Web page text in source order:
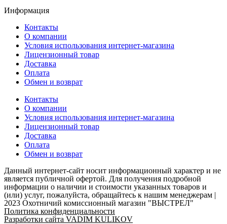
Информация
Контакты
О компании
Условия использования интернет-магазина
Лицензионный товар
Доставка
Оплата
Обмен и возврат
Контакты
О компании
Условия использования интернет-магазина
Лицензионный товар
Доставка
Оплата
Обмен и возврат
Данный интернет-сайт носит информационный характер и не
является публичной офертой. Для получения подробной
информации о наличии и стоимости указанных товаров и
(или) услуг, пожалуйста, обращайтесь к нашим менеджерам |
2023 Охотничий комиссионный магазин "ВЫСТРЕЛ"
Политика конфиденциальности
Разработки сайта VADIM KULIKOV